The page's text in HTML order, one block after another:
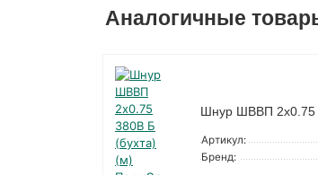
Аналогичные
Шнур ШВВП 2х0.75
Артикул:
Бренд: